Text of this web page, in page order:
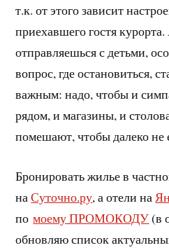
т.к. от этого зависит
приехавшего гостя
отправляешься с детьми,
вопрос, где остановиться,
важным: надо, чтобы и
рядом, и магазины, и
помешают, чтобы далеко не
Бронировать жилье в
наСуточно.ру, а отели на
помоему ПРОМОКОДУ(в
обновляю список